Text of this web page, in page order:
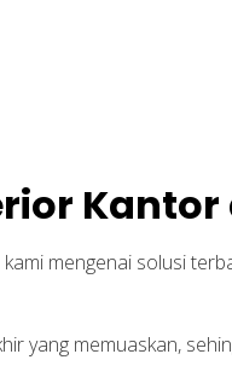
Kantor
mengenai solusi
yang memuaskan,